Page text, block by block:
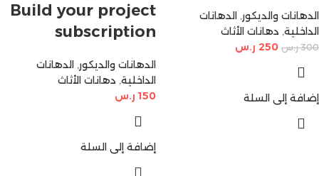
الدهانات والديكور, الدهانات
الداخلية, دهانات الأثاث
300 ر.س 250 ر.س
إضافة إلى السلة
Build your project
subscription
الدهانات والديكور, الدهانات
الداخلية, دهانات الأثاث
150 ر.س
إضافة إلى السلة